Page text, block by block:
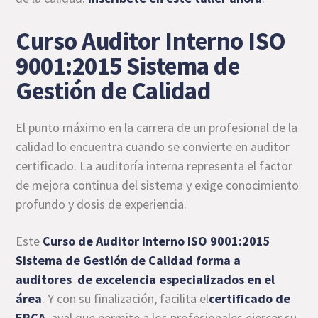
Curso Auditor Interno ISO
9001:2015 Sistema de
Gestión de Calidad
El punto máximo en la carrera de un profesional de la
calidad lo encuentra cuando se convierte en auditor
certificado. La auditoría interna representa el factor
de mejora continua del sistema y exige conocimiento
profundo y dosis de experiencia.
Este Curso de Auditor Interno ISO 9001:2015
Sistema de Gestión de Calidad forma a
auditores de excelencia especializados en el
área. Y con su finalización, facilita elcertificado de